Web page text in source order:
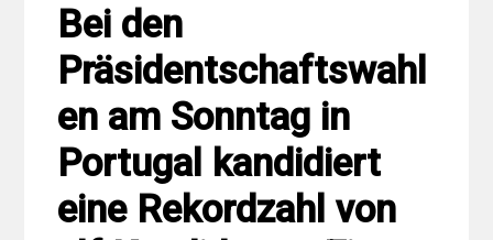
Bei den
Präsidentschaftswahl
en am Sonntag in
Portugal kandidiert
eine Rekordzahl von